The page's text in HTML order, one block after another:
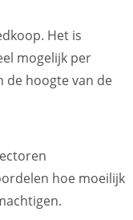
Het is
mogelijk per
de hoogte van de
hoe moeilijk